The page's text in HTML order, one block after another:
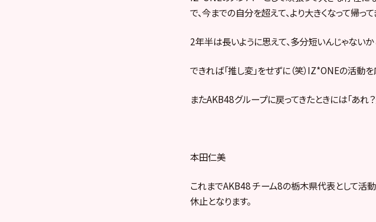
で、今までの自分を超えて、より大きくなって帰って
2年半は長いように思えて、多分短いんじゃないか
できれば「推し変」をせずに（笑）IZ*ONEの活動
またAKB48グループに戻ってきたときには「あれ
本田仁美
これまでAKB48 チーム8の栃木県代表として活
休止となります。